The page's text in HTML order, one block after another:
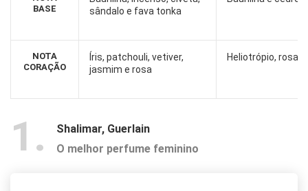
BASE
NOTA
CORAÇÃO
sândalo e fava tonka
Íris, patchouli, vetiver,
jasmim e rosa
Heliotrópio, rosa
1
Shalimar, Guerlain
O melhor perfume feminino